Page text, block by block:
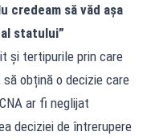
credeam să văd așa
statului”
și tertipurile prin care
obțină o decizie care
ar fi neglijat
deciziei de întrerupere